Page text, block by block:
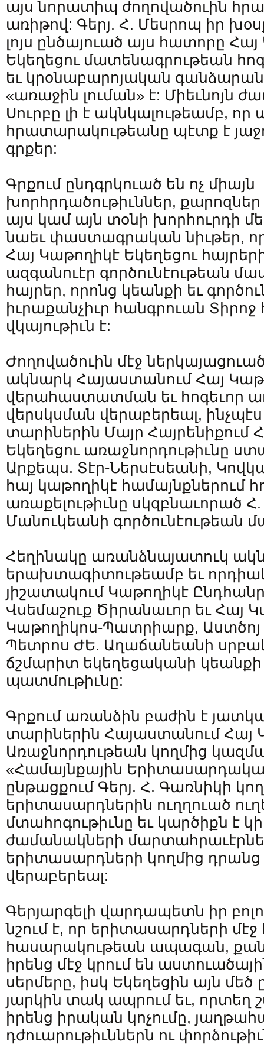
այս նորատիպ ժողովածուին
առիթով: Գերյ. Հ. Մեսրոպ իր
լոյս ընծայուած այս հատորը
Եկեղեցու մատենագրութեան
եւ կրօնաբարոյական
«առաջին լուման» է: Միեւնոյն
Սուրբը լի է ակնկալութեամբ, որ
հրատարակութեանը պէտք է
գրքեր:
Գրքում ընդգրկուած են ոչ միայն
խորհրդածութիւններ,
այս կամ այն տօնի խորհուրդի
նաեւ փաստագրական նիւթեր,
Հայ Կաթողիկէ Եկեղեցու
ազգանուէր գործունէութեան
հայրեր, որոնց կեանքի եւ
իւրաքանչիւր հանգրուան
վկայութիւն է:
Ժողովածուին մէջ
ակնարկ Հայաստանում Հայ
վերահաստատման եւ հոգեւոր
վերսկսման վերաբերեալ,
տարիներին Մայր Հայրենիքում
Եկեղեցու առաջնորդութիւնը
Արքեպս. Տէր-Ներսէսեանի,
հայ կաթողիկէ համայնքներում
առաքելութիւնը սկզբնաւորած
Մանուկեանի գործունէութեան
Հեղինակը առանձնայատուկ
երախտագիտութեամբ եւ
յիշատակում Կաթողիկէ
Վսեմաշուք Ծիրանաւոր եւ Հայ
Կաթողիկոս-Պատրիարք, Աստծոյ
Պետրոս ԺԵ. Աղաճանեանի
ճշմարիտ եկեղեցականի
պատմութիւնը:
Գրքում առանձին բաժին է
տարիներին Հայաստանում Հայ
Առաջնորդութեան կողմից
«Համայնքային
ընթացքում Գերյ. Հ. Գառնիկի
երիտասարդներին ուղղուած
մտահոգութիւնը եւ կարծիքն է
ժամանակների
երիտասարդների կողմից դրանց
վերաբերեալ:
Գերյարգելի վարդապետն իր
նշում է, որ երիտասարդների մէջ
հասարակութեան ապագան,
իրենց մէջ կրում են
սերմերը, իսկ Եկեղեցին այն
յարկին տակ ապրում եւ, որտեղ
իրենց իրական կոչումը,
դժուարութիւններն ու